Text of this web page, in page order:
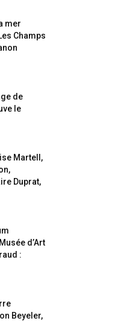
mer
Champs
de
le
Martell,
Duprat,
d’Art
:
Beyeler,